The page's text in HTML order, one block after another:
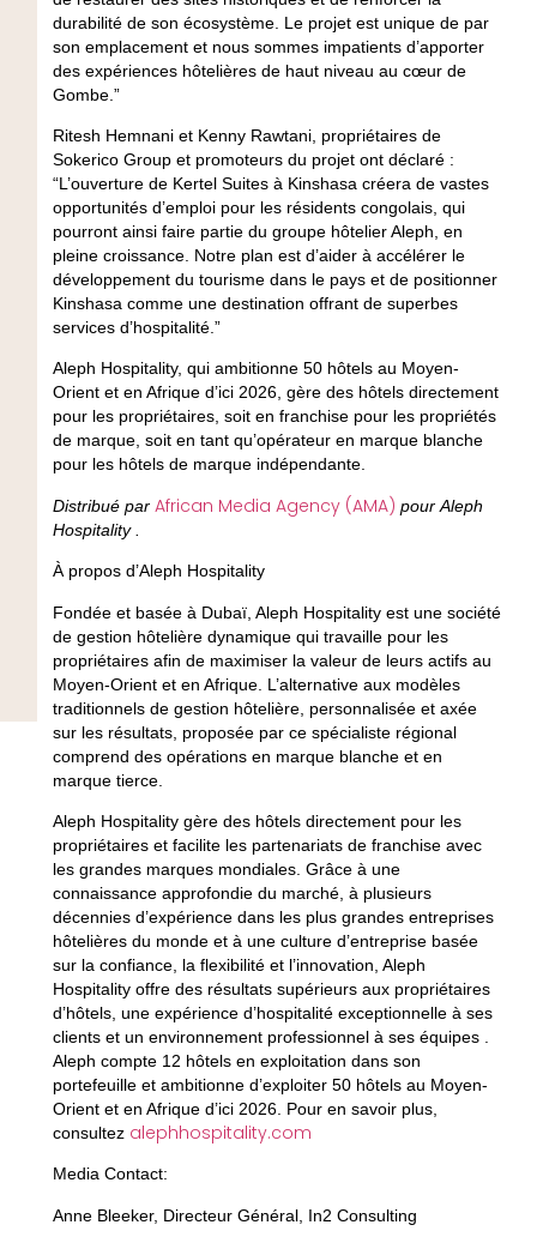
durabilité de son écosystème. Le projet est unique de par
son emplacement et nous sommes impatients d’apporter
des expériences hôtelières de haut niveau au cœur de
Gombe.”
Ritesh Hemnani et Kenny Rawtani, propriétaires de
Sokerico Group et promoteurs du projet ont déclaré :
“L’ouverture de Kertel Suites à Kinshasa créera de vastes
opportunités d’emploi pour les résidents congolais, qui
pourront ainsi faire partie du groupe hôtelier Aleph, en
pleine croissance. Notre plan est d’aider à accélérer le
développement du tourisme dans le pays et de positionner
Kinshasa comme une destination offrant de superbes
services d’hospitalité.”
Aleph Hospitality, qui ambitionne 50 hôtels au Moyen-
Orient et en Afrique d’ici 2026, gère des hôtels directement
pour les propriétaires, soit en franchise pour les propriétés
de marque, soit en tant qu’opérateur en marque blanche
pour les hôtels de marque indépendante.
Distribué par African Media Agency (AMA) pour Aleph
Hospitality .
À propos d’Aleph Hospitality
Fondée et basée à Dubaï, Aleph Hospitality est une société
de gestion hôtelière dynamique qui travaille pour les
propriétaires afin de maximiser la valeur de leurs actifs au
Moyen-Orient et en Afrique. L’alternative aux modèles
traditionnels de gestion hôtelière, personnalisée et axée
sur les résultats, proposée par ce spécialiste régional
comprend des opérations en marque blanche et en
marque tierce.
Aleph Hospitality gère des hôtels directement pour les
propriétaires et facilite les partenariats de franchise avec
les grandes marques mondiales. Grâce à une
connaissance approfondie du marché, à plusieurs
décennies d’expérience dans les plus grandes entreprises
hôtelières du monde et à une culture d’entreprise basée
sur la confiance, la flexibilité et l’innovation, Aleph
Hospitality offre des résultats supérieurs aux propriétaires
d’hôtels, une expérience d’hospitalité exceptionnelle à ses
clients et un environnement professionnel à ses équipes .
Aleph compte 12 hôtels en exploitation dans son
portefeuille et ambitionne d’exploiter 50 hôtels au Moyen-
Orient et en Afrique d’ici 2026. Pour en savoir plus,
consultez alephhospitality.com
Media Contact:
Anne Bleeker, Directeur Général, In2 Consulting